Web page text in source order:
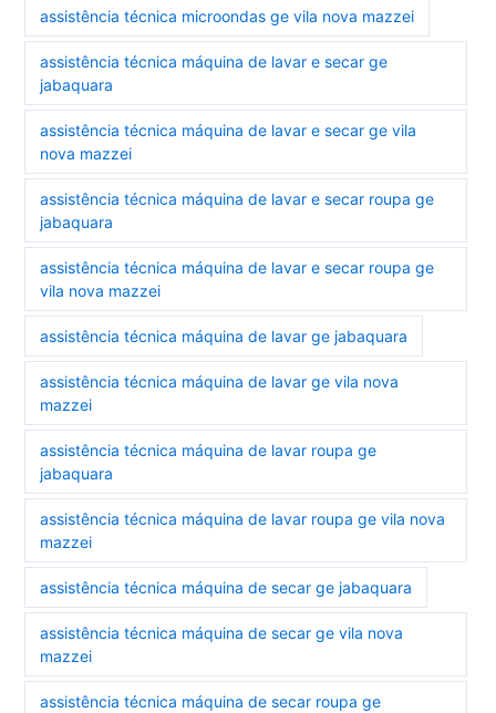
assistência técnica microondas ge vila nova mazzei
assistência técnica máquina de lavar e secar ge
jabaquara
assistência técnica máquina de lavar e secar ge vila
nova mazzei
assistência técnica máquina de lavar e secar roupa ge
jabaquara
assistência técnica máquina de lavar e secar roupa ge
vila nova mazzei
assistência técnica máquina de lavar ge jabaquara
assistência técnica máquina de lavar ge vila nova
mazzei
assistência técnica máquina de lavar roupa ge
jabaquara
assistência técnica máquina de lavar roupa ge vila nova
mazzei
assistência técnica máquina de secar ge jabaquara
assistência técnica máquina de secar ge vila nova
mazzei
assistência técnica máquina de secar roupa ge